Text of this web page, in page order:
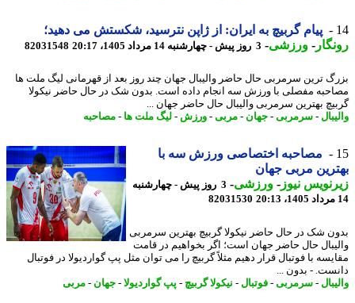
پیام گربیچ به ایران: از ژاپن نترسید، شکستش می دهید؛
-ورزشی-3 روز پیش - چهارشنبه 14 مرداد 1405، 20:17 82031548
ترین سرمربی حال حاضر والیبال جهان چند روز بعد از قهرمانی لیگ ملت ها
مفصلی با ورزش سه انجام داده است. بدون شک در حال حاضر نیکولا
بهترین سرمربی والیبال حال حاضر جهان ...
-سرمربی- جهان-مربی- ورزش -لیگ ملت ها- مصاحبه
مصاحبه اختصاصی ورزش سه با
مربی جهان
نیوز-ورزشی-
3 روز پیش - چهارشنبه
82031530
شک در حال حاضر نیکولا گربیچ بهترین سرمربی
حال حاضر جهان است؛ اگر بخواهیم در قامت
با فوتبال قرار دهیم مثلاً گربیچ را می توان مثل پپ گواردیولا در فوتبال
- بدون ...
-سرمربی- فوتبال-نیکولا گربیچ-پپ گواردیولا -جهان-مربی